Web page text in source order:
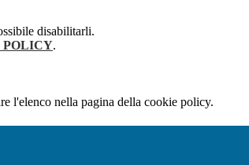
disabilitarli.
POLICY.
l'elenco nella pagina della cookie policy.